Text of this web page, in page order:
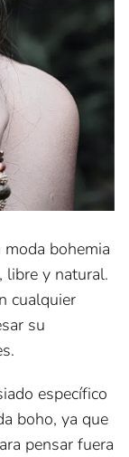
bohemia
libre y natural.
cualquier
su
específico
boho, ya que
pensar fuera